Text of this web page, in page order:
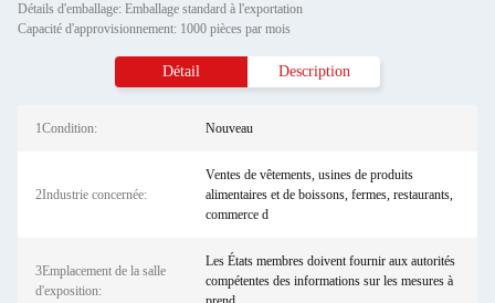
Détails d'emballage: Emballage standard à l'exportation
Capacité d'approvisionnement: 1000 pièces par mois
Détail Description
1Condition: Nouveau
2Industrie concernée:
Ventes de vêtements, usines de produits
alimentaires et de boissons, fermes, restaurants,
commerce d
3Emplacement de la salle
d'exposition:
Les États membres doivent fournir aux autorités
compétentes des informations sur les mesures à